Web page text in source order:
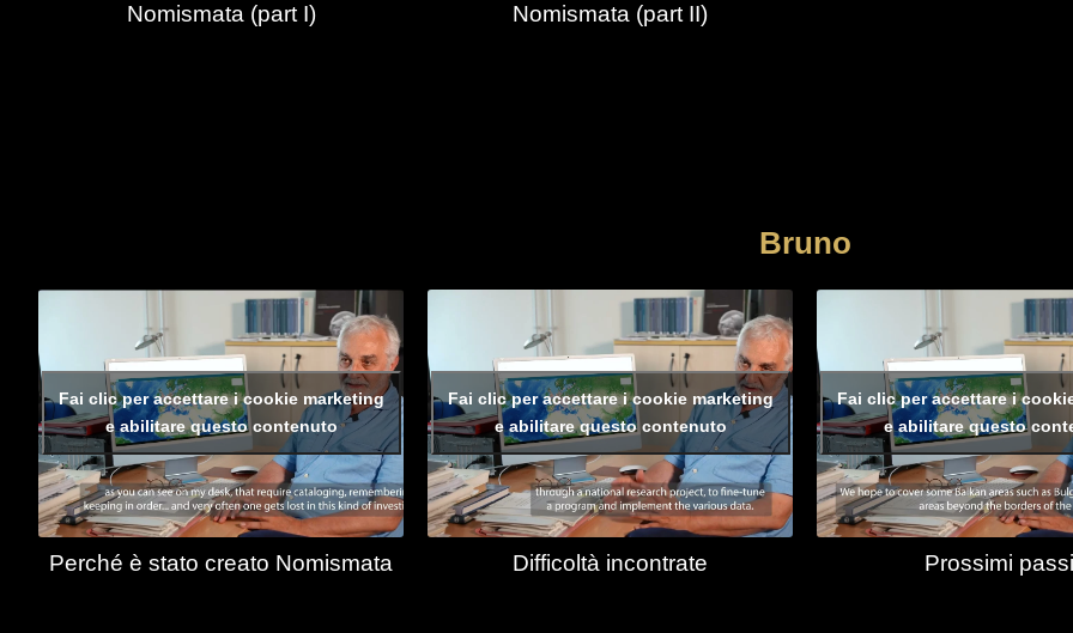
Nomismata (part I)
Nomismata (part II)
Bruno
Fai clic per accettare i cookie marketing
e abilitare questo contenuto
Perché è stato creato Nomismata
Fai clic per accettare i cookie marketing
e abilitare questo contenuto
Difficoltà incontrate
Fai clic per accettare i
e abilitare questo
Prossimi passi